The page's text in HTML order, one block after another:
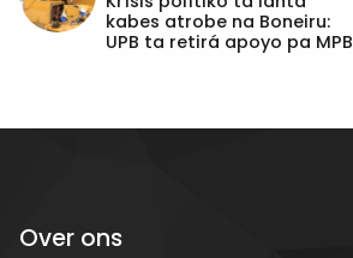
kabes atrobe na Boneiru:
UPB ta retirá apoyo pa MPB
Over ons